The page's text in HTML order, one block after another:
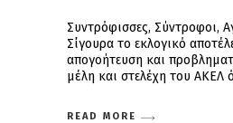
Συντρόφισσες, Σύντροφοι,
Σίγουρα το εκλογικό
απογοήτευση και
μέλη και στελέχη του ΑΚΕΛ
READ MORE